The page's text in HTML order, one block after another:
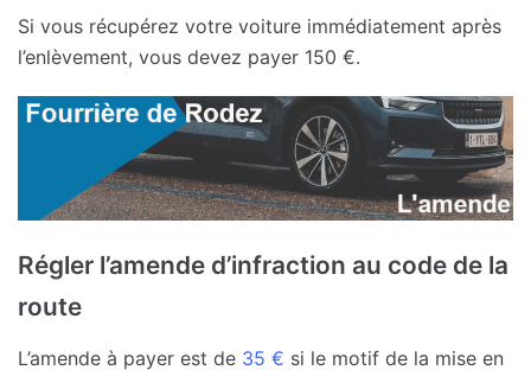
Si vous récupérez votre voiture immédiatement après
l’enlèvement, vous devez payer 150 €.
Régler l’amende d’infraction au code de la
route
L’amende à payer est de 35 € si le motif de la mise en